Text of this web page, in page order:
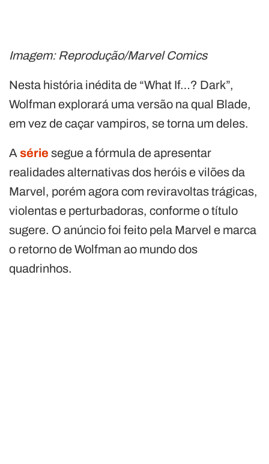
Imagem: Reprodução/Marvel Comics
Nesta história inédita de “What If…? Dark”,
Wolfman explorará uma versão na qual Blade,
em vez de caçar vampiros, se torna um deles.
A série segue a fórmula de apresentar
realidades alternativas dos heróis e vilões da
Marvel, porém agora com reviravoltas trágicas,
violentas e perturbadoras, conforme o título
sugere. O anúncio foi feito pela Marvel e marca
o retorno de Wolfman ao mundo dos
quadrinhos.